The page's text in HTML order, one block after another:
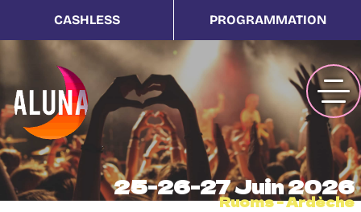
25-26-27 Juin 2026
Ruoms - Ardèche
CASHLESS PROGRAMMATION